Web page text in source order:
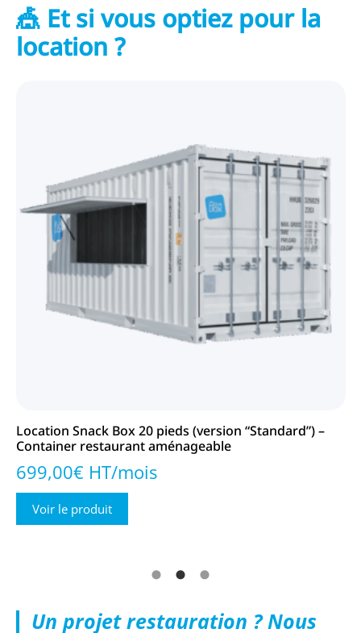
🎪 Et si vous optiez pour la
location ?
Location Snack Box 20 pieds (version “Standard”) –
Container restaurant aménageable
699,00€ HT/mois
Voir le produit
Un projet restauration ? Nous